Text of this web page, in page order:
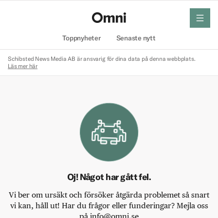
Toppnyheter Senaste nytt
meny
Schibsted News Media AB är ansvarig för dina data på denna webbplats.
Läs mer här
Oj! Något har gått fel.
Vi ber om ursäkt och försöker åtgärda problemet så snart
vi kan, håll ut! Har du frågor eller funderingar? Mejla oss